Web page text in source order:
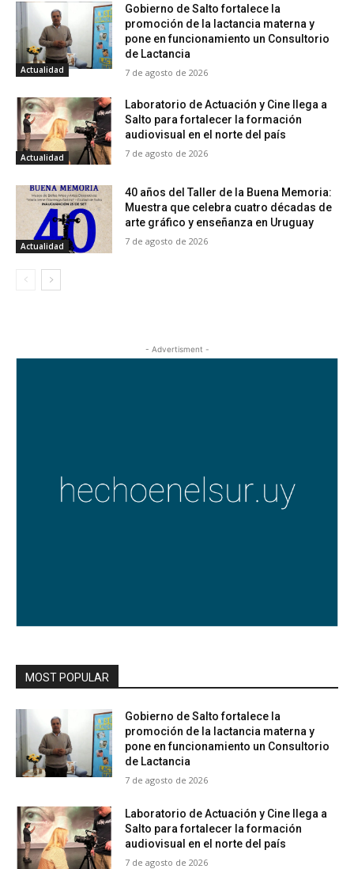
Actualidad
Gobierno de Salto fortalece la
promoción de la lactancia materna y
pone en funcionamiento un Consultorio
de Lactancia
7 de agosto de 2026
Actualidad
Laboratorio de Actuación y Cine llega a
Salto para fortalecer la formación
audiovisual en el norte del país
7 de agosto de 2026
Actualidad
40 años del Taller de la Buena Memoria:
Muestra que celebra cuatro décadas de
arte gráfico y enseñanza en Uruguay
7 de agosto de 2026
- Advertisment -
MOST POPULAR
Gobierno de Salto fortalece la
promoción de la lactancia materna y
pone en funcionamiento un Consultorio
de Lactancia
7 de agosto de 2026
Laboratorio de Actuación y Cine llega a
Salto para fortalecer la formación
audiovisual en el norte del país
7 de agosto de 2026